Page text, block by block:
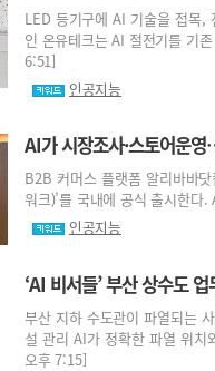
LED 등기구에 AI 기술을 접목,
인 온유테크는 AI 절전기를 기
6:51]
인공지능
AI가 시장조사·스토어운
B2B 커머스 플랫폼 알리바바
워크)’를 국내에 공식 출시한
인공지능
‘AI 비서들’ 부산 상수도
부산 지하 수도관이 파열되는
설 관리 AI가 정확한 파열 위
오후 7:15]